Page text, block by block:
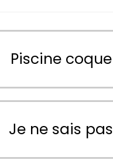
Piscine coque
Je ne sais pas